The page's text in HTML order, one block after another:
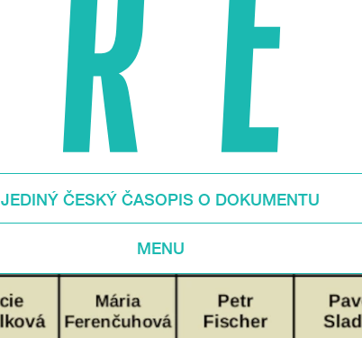
JEDINÝ ČESKÝ ČASOPIS O DOKUMENTU
MENU